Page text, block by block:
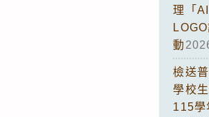
理「
動
檢送
學校
115學